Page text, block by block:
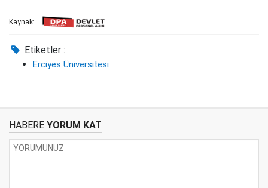
Kaynak:
Etiketler :
Erciyes Üniversitesi
HABERE YORUM KAT